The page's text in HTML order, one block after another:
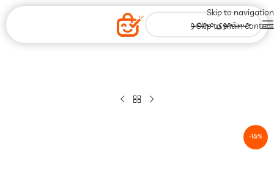
Skip to navigation
Skip to main content
-15%